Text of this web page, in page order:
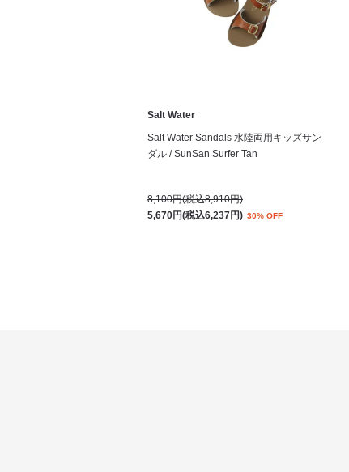
Salt Water
Salt Water Sandals 水陸両用キッズサン
ダル / SunSan Surfer Tan
8,100円(税込8,910円)
5,670円(税込6,237円) 30% OFF